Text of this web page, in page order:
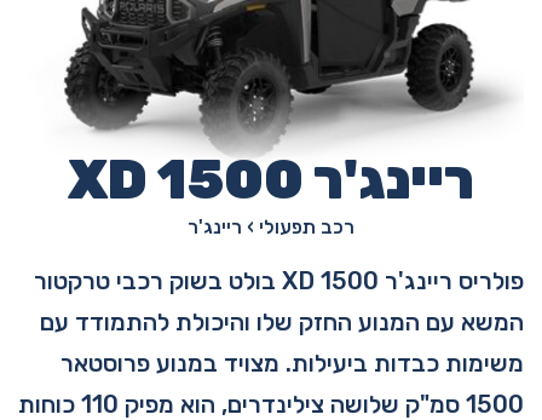
ריינג'ר XD 1500
רכב תפעולי › ריינג'ר
פולריס ריינג'ר XD 1500 בולט בשוק רכבי טרקטור
המשא עם המנוע החזק שלו והיכולת להתמודד עם
משימות כבדות ביעילות. מצויד במנוע פרוסטאר
1500 סמ"ק שלושה צילינדרים, הוא מפיק 110 כוחות